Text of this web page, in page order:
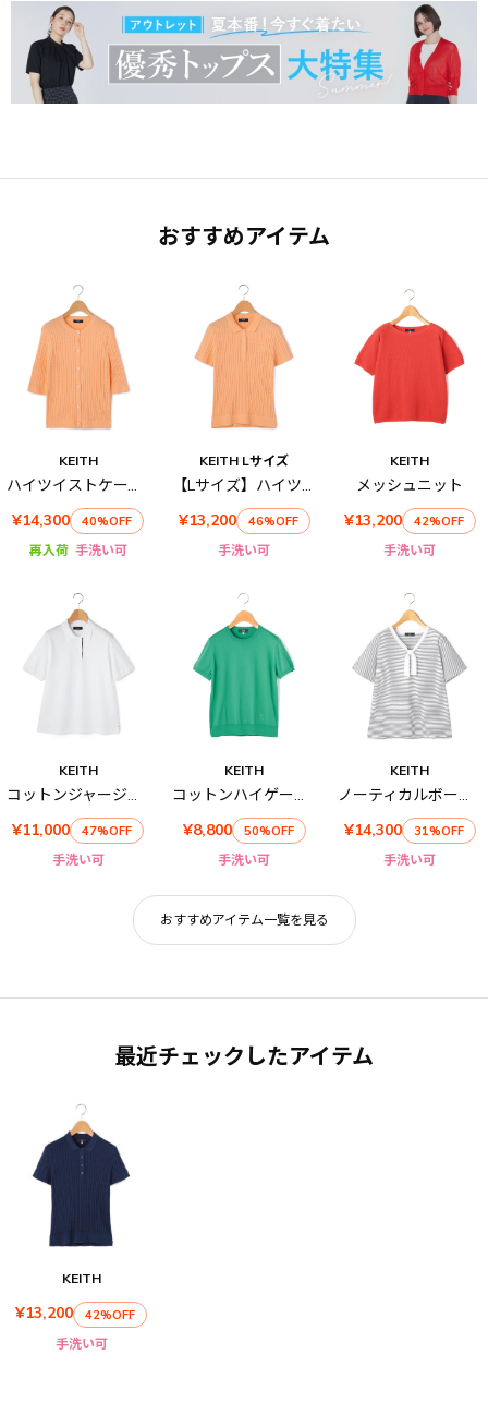
おすすめアイテム
KEITH
ハイツイストケーブルカーディガン
¥14,300
40%OFF
再入荷 手洗い可
KEITH Lサイズ
【Lサイズ】ハイツイストケーブルポロカラーニット
¥13,200
46%OFF
手洗い可
KEITH
メッシュニット
¥13,200
42%OFF
手洗い可
KEITH
コットンジャージーポロ
¥11,000
47%OFF
手洗い可
KEITH
コットンハイゲージ半袖ニット
¥8,800
50%OFF
手洗い可
KEITH
ノーティカルボーダーカットソー
¥14,300
31%OFF
手洗い可
おすすめアイテム一覧を見る
最近チェックしたアイテム
KEITH
¥13,200 42%OFF
手洗い可